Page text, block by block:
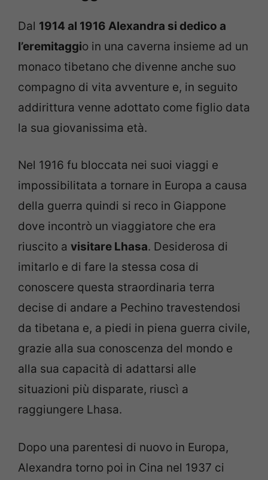
Dal 1914 al 1916 Alexandra si dedico a
l’eremitaggio in una caverna insieme ad un
monaco tibetano che divenne anche suo
compagno di vita avventure e, in seguito
addirittura venne adottato come figlio data
la sua giovanissima età.
Nel 1916 fu bloccata nei suoi viaggi e
impossibilitata a tornare in Europa a causa
della guerra quindi si reco in Giappone
dove incontrò un viaggiatore che era
riuscito a visitare Lhasa. Desiderosa di
imitarlo e di fare la stessa cosa di
conoscere questa straordinaria terra
decise di andare a Pechino travestendosi
da tibetana e, a piedi in piena guerra civile,
grazie alla sua conoscenza del mondo e
alla sua capacità di adattarsi alle
situazioni più disparate, riuscì a
raggiungere Lhasa.
Dopo una parentesi di nuovo in Europa,
Alexandra torno poi in Cina nel 1937 ci